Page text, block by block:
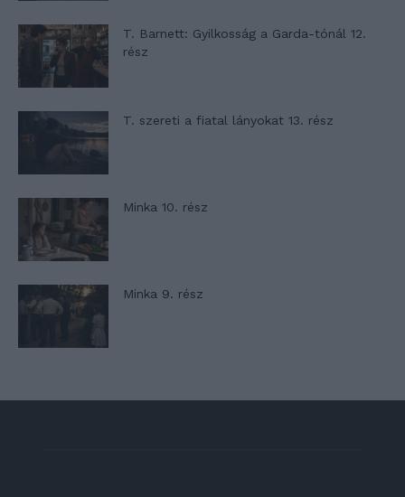
T. Barnett: Gyilkosság a Garda-tónál 12.
rész
T. szereti a fiatal lányokat 13. rész
Minka 10. rész
Minka 9. rész